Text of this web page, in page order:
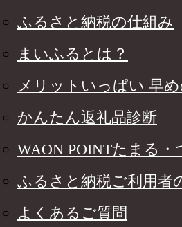
ふるさと納税の仕組み
まいふるとは？
メリットいっぱい 早
かんたん返礼品診断
WAON POINTたまる・
ふるさと納税ご利用者
よくあるご質問